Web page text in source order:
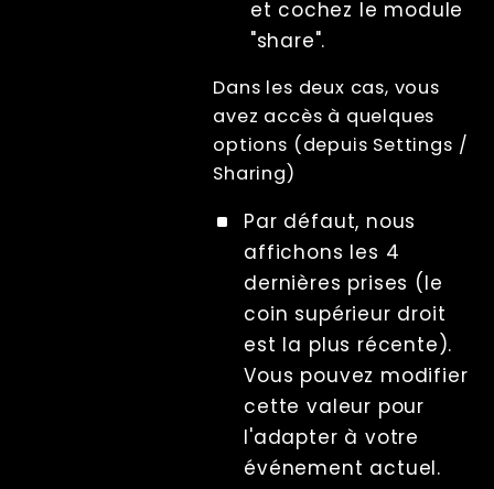
et cochez le module
"share".
Dans les deux cas, vous
avez accès à quelques
options (depuis Settings /
Sharing)
Par défaut, nous
affichons les 4
dernières prises (le
coin supérieur droit
est la plus récente).
Vous pouvez modifier
cette valeur pour
l'adapter à votre
événement actuel.